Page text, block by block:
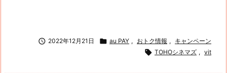
 2022年12月21日  au PAY , おトク情報 , キャンペーン
 TOHOシネマズ , vit